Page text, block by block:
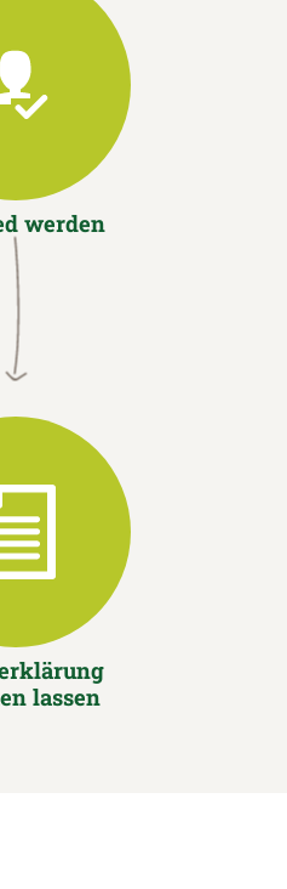
werden
lassen